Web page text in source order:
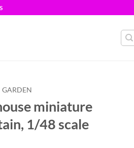
GARDEN
miniature
1/48 scale